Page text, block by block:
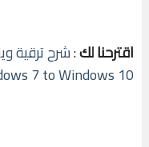
اقترحنا لك:
7 to Windows 10